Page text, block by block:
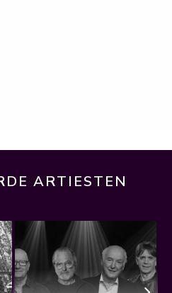
ARTIESTEN